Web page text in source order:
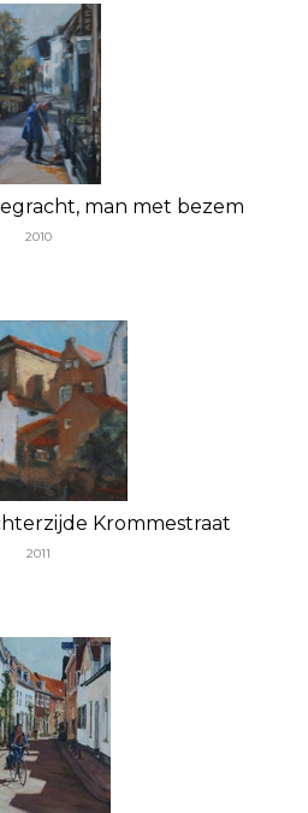
man met bezem
2010
Krommestraat
2011